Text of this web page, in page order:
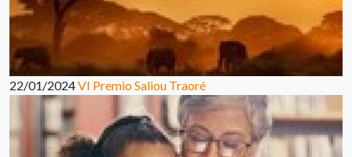
22/01/2024VI Premio Saliou Traoré